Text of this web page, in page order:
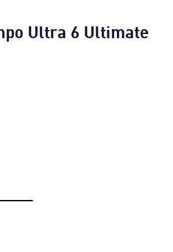
Ultra 6 Ultimate